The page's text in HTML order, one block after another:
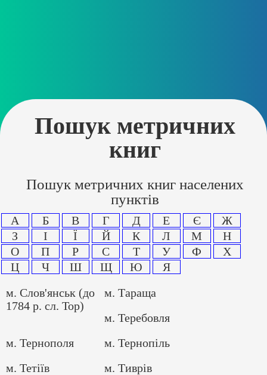
Пошук метричних
книг
Пошук метричних книг населених
пунктів
А Б В Г Д Е Є
Ж
З
І Ї Й К Л М
Н
О
П Р С Т У Ф
Х
Ц
Ч Ш Щ Ю
Я
м. Слов'янськ (до
1784 р. сл. Тор)
м. Тараща
м. Теребовля
м. Тернополя
м. Тернопіль
м. Тетіїв
м. Тиврів